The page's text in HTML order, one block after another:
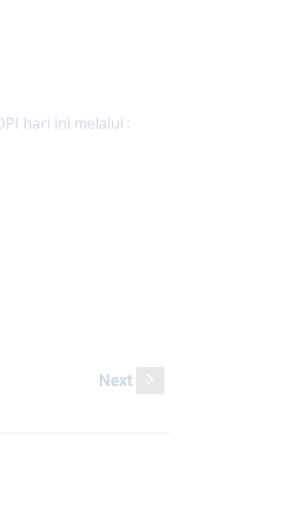
hari ini melalui :
Next